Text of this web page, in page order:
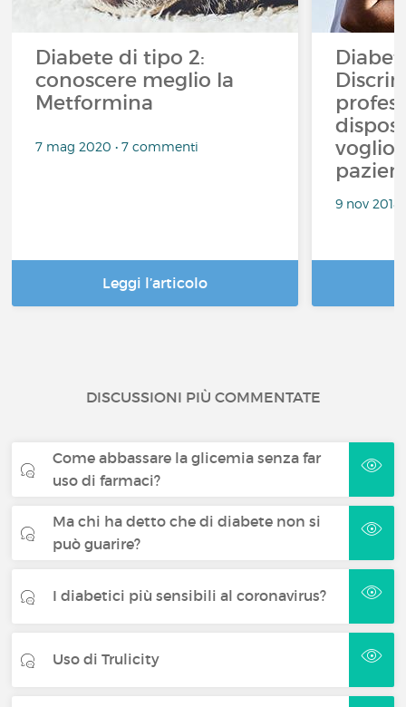
Diabete di tipo 2:
conoscere meglio la
Metformina
7 mag 2020 • 7 commenti
Leggi l’articolo
9 nov 2018
DISCUSSIONI PIÙ COMMENTATE
Come abbassare la glicemia senza far
uso di farmaci?
Ma chi ha detto che di diabete non si
può guarire?
I diabetici più sensibili al coronavirus?
Uso di Trulicity